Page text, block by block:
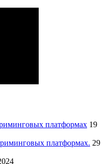
платформах 19
платформах. 29